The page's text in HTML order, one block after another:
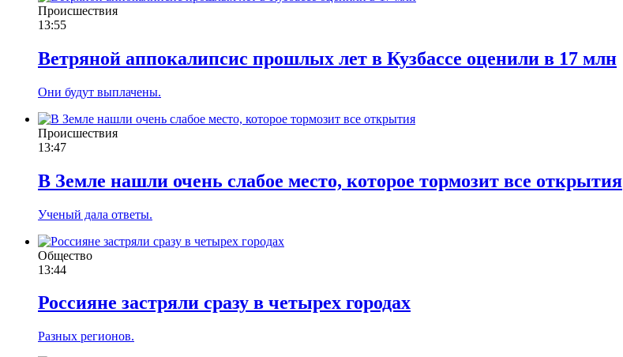
Происшествия
13:55
Ветряной аппокалипсис прошлых лет в Кузбассе оценили в 17 млн
Они будут выплачены.
Происшествия
13:47
В Земле нашли очень слабое место, которое тормозит все открытия
Ученый дала ответы.
Общество
13:44
Россияне застряли сразу в четырех городах
Разных регионов.